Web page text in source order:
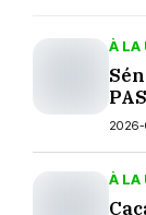
À LA
sur
À LA